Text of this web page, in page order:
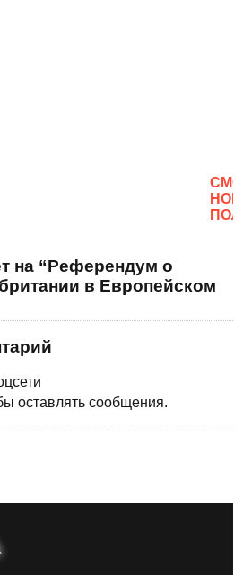
на “Референдум о
в Европейском
оставлять сообщения.